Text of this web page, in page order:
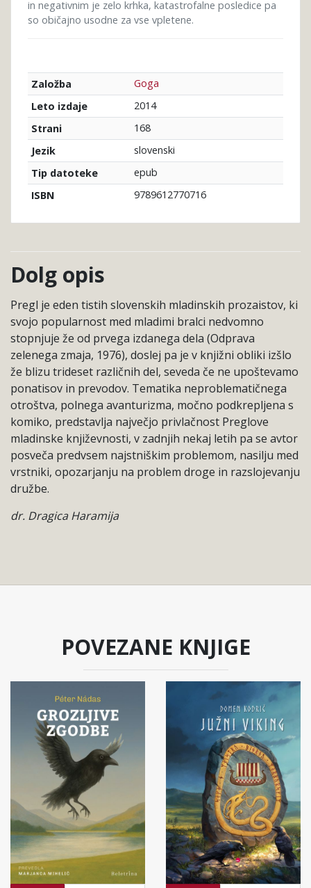
in negativnim je zelo krhka, katastrofalne posledice pa
so običajno usodne za vse vpletene.
Založba
Goga
Leto izdaje
2014
Strani
168
Jezik
slovenski
Tip datoteke
epub
ISBN
9789612770716
Dolg opis
Pregl je eden tistih slovenskih mladinskih prozaistov, ki
svojo popularnost med mladimi bralci nedvomno
stopnjuje že od prvega izdanega dela (Odprava
zelenega zmaja, 1976), doslej pa je v knjižni obliki izšlo
že blizu trideset različnih del, seveda če ne upoštevamo
ponatisov in prevodov. Tematika neproblematičnega
otroštva, polnega avanturizma, močno podkrepljena s
komiko, predstavlja največjo privlačnost Preglove
mladinske književnosti, v zadnjih nekaj letih pa se avtor
posveča predvsem najstniškim problemom, nasilju med
vrstniki, opozarjanju na problem droge in razslojevanju
družbe.
dr. Dragica Haramija
POVEZANE KNJIGE